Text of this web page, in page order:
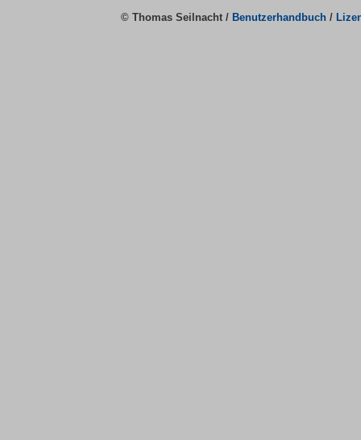
© Thomas Seilnacht / Benutzerhandbuch/